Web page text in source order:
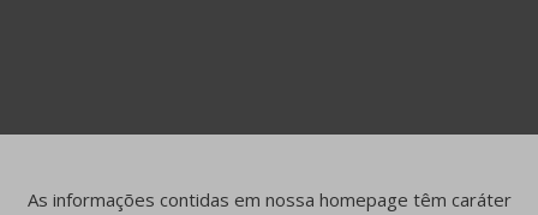
As informações contidas em nossa homepage têm caráter